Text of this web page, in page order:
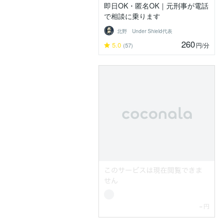
即日OK・匿名OK｜元刑事が電話
で相談に乗ります
北野 Under Shield代表
5.0 (57) 260円/分